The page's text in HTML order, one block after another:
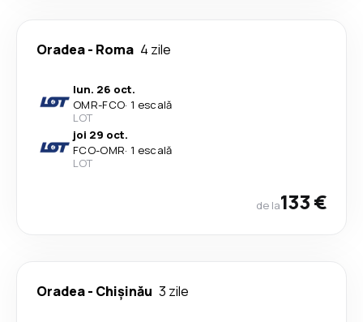
Oradea- Roma 4 zile
lun. 26 oct.
OMR-FCO· 1 escală
LOT
joi 29 oct.
FCO-OMR· 1 escală
LOT
de la133 €
Oradea- Chișinău 3 zile